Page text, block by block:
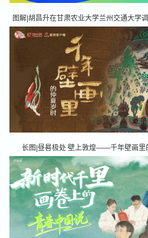
图解|胡昌升在甘肃农业大学兰州交通大学
长图|昼晷极处 壁上敦煌——千年壁画里